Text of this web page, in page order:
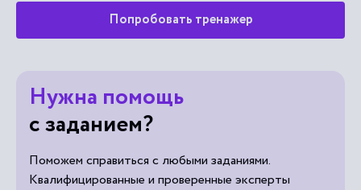
Попробовать тренажер
Нужна помощь
с заданием?
Поможем справиться с любыми заданиями.
Квалифицированные и проверенные эксперты